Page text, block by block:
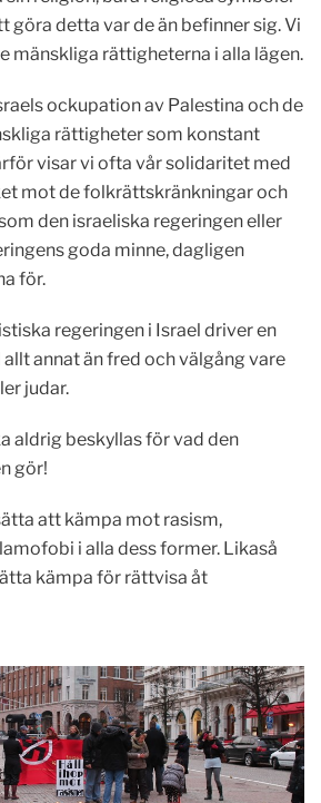
göra detta var de än befinner sig. Vi
mänskliga rättigheterna i alla lägen.
ockupation av Palestina och de
rättigheter som konstant
visar vi ofta vår solidaritet med
mot de folkrättskränkningar och
den israeliska regeringen eller
goda minne, dagligen
för.
regeringen i Israel driver en
annat än fred och välgång vare
judar.
aldrig beskyllas för vad den
gör!
att kämpa mot rasism,
i alla dess former. Likaså
kämpa för rättvisa åt